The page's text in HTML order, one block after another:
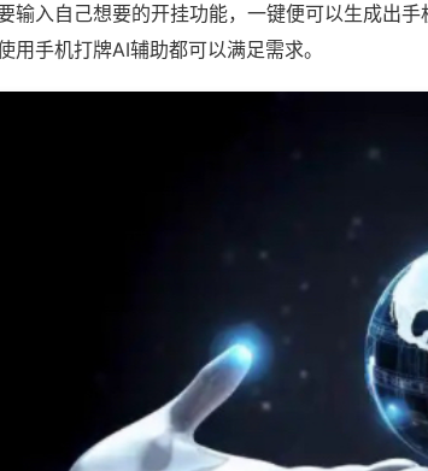
输入自己想要的开挂功能，一键便可以生成出
用手机打牌AI辅助都可以满足需求。